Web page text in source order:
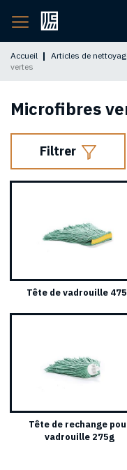
Retourner
à
Accueil Articles de
vertes
Microfibres
Filtrer
Tête de vadrouille
Tête de rechange
vadrouille 275g